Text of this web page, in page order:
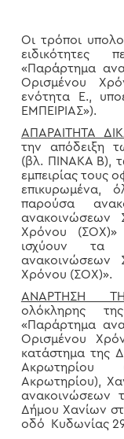
Οι τρόποι
ειδικότητες
«Παράρτημα
Ορισμένου
ενότητα Ε.,
ΕΜΠΕΙΡΙΑΣ»).
ΑΠΑΡΑΙΤΗΤΑ
την απόδειξη
(βλ. ΠΙΝΑΚΑ Β),
εμπειρίας τους
επικυρωμένα,
παρούσα
ανακοινώσεων
Χρόνου (ΣΟΧ)»
ισχύουν τα
ανακοινώσεων
Χρόνου (ΣΟΧ)».
ΑΝΑΡΤΗΣΗ
ολόκληρης
«Παράρτημα
Ορισμένου
κατάστημα της
Ακρωτηρίου
Ακρωτηρίου),
ανακοινώσεων
Δήμου Χανίων
οδό Κυδωνίας